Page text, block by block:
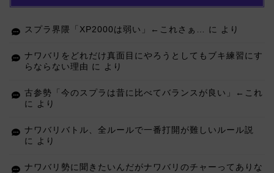
スプラ界隈「XP2000は弱い」←これさぁ… に より
ナワバリをどれだけ真面目にやろうとしてもブキ練習にす
らならない理由 に より
古参勢「今のスプラは昔に比べてバランスが良い」←これ
に より
ナワバリバトル、全ルールで一番打開が難しいルール説
に より
ナワバリ勢に聞きたいんだがナワバリのチャーってありな